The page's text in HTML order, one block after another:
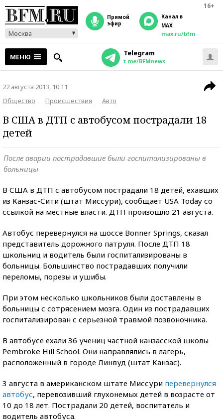
16+
Москва
прямой
эфир
Канал в
MAX
max.ru/bfm
МЕНЮ Telegram
t.me/BFMnews
22 августа 2013, 10:11
Общество
Происшествия Авто
В США в ДТП с автобусом пострадали 18
детей
После аварии пострадавшие были госпитализированы в
больницы
В США в ДТП с автобусом пострадали 18 детей, ехавших
из Канзас-Сити (штат Миссури), сообщает USA Today со
ссылкой на местные власти. ДТП произошло 21 августа.
Автобус перевернулся на шоссе Bonner Springs, сказал
представитель дорожного патруля. После ДТП 18
школьниц и водитель были госпитализированы в
больницы. Большинство пострадавших получили
переломы, порезы и ушибы.
При этом несколько школьников были доставлены в
больницы с сотрясением мозга. Один из пострадавших
госпитализирован с серьезной травмой позвоночника.
В автобусе ехали 36 учениц частной канзасской школы
Pembroke Hill School. Они направлялись в лагерь,
расположенный в городе Линвуд (штат Канзас).
3 августа в американском штате Миссури перевернулся
автобус, перевозивший глухонемых детей в возрасте от
10 до 18 лет. Пострадали 20 детей, воспитатель и
водитель автобуса.